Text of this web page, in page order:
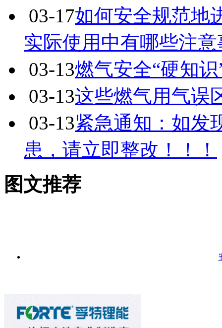
03-17如何安全规范地
实际使用中有哪些注
03-13燃气安全“硬知
03-13这些燃气用气误
03-13紧急通知：如发
患，请立即整改！！！
图文推荐